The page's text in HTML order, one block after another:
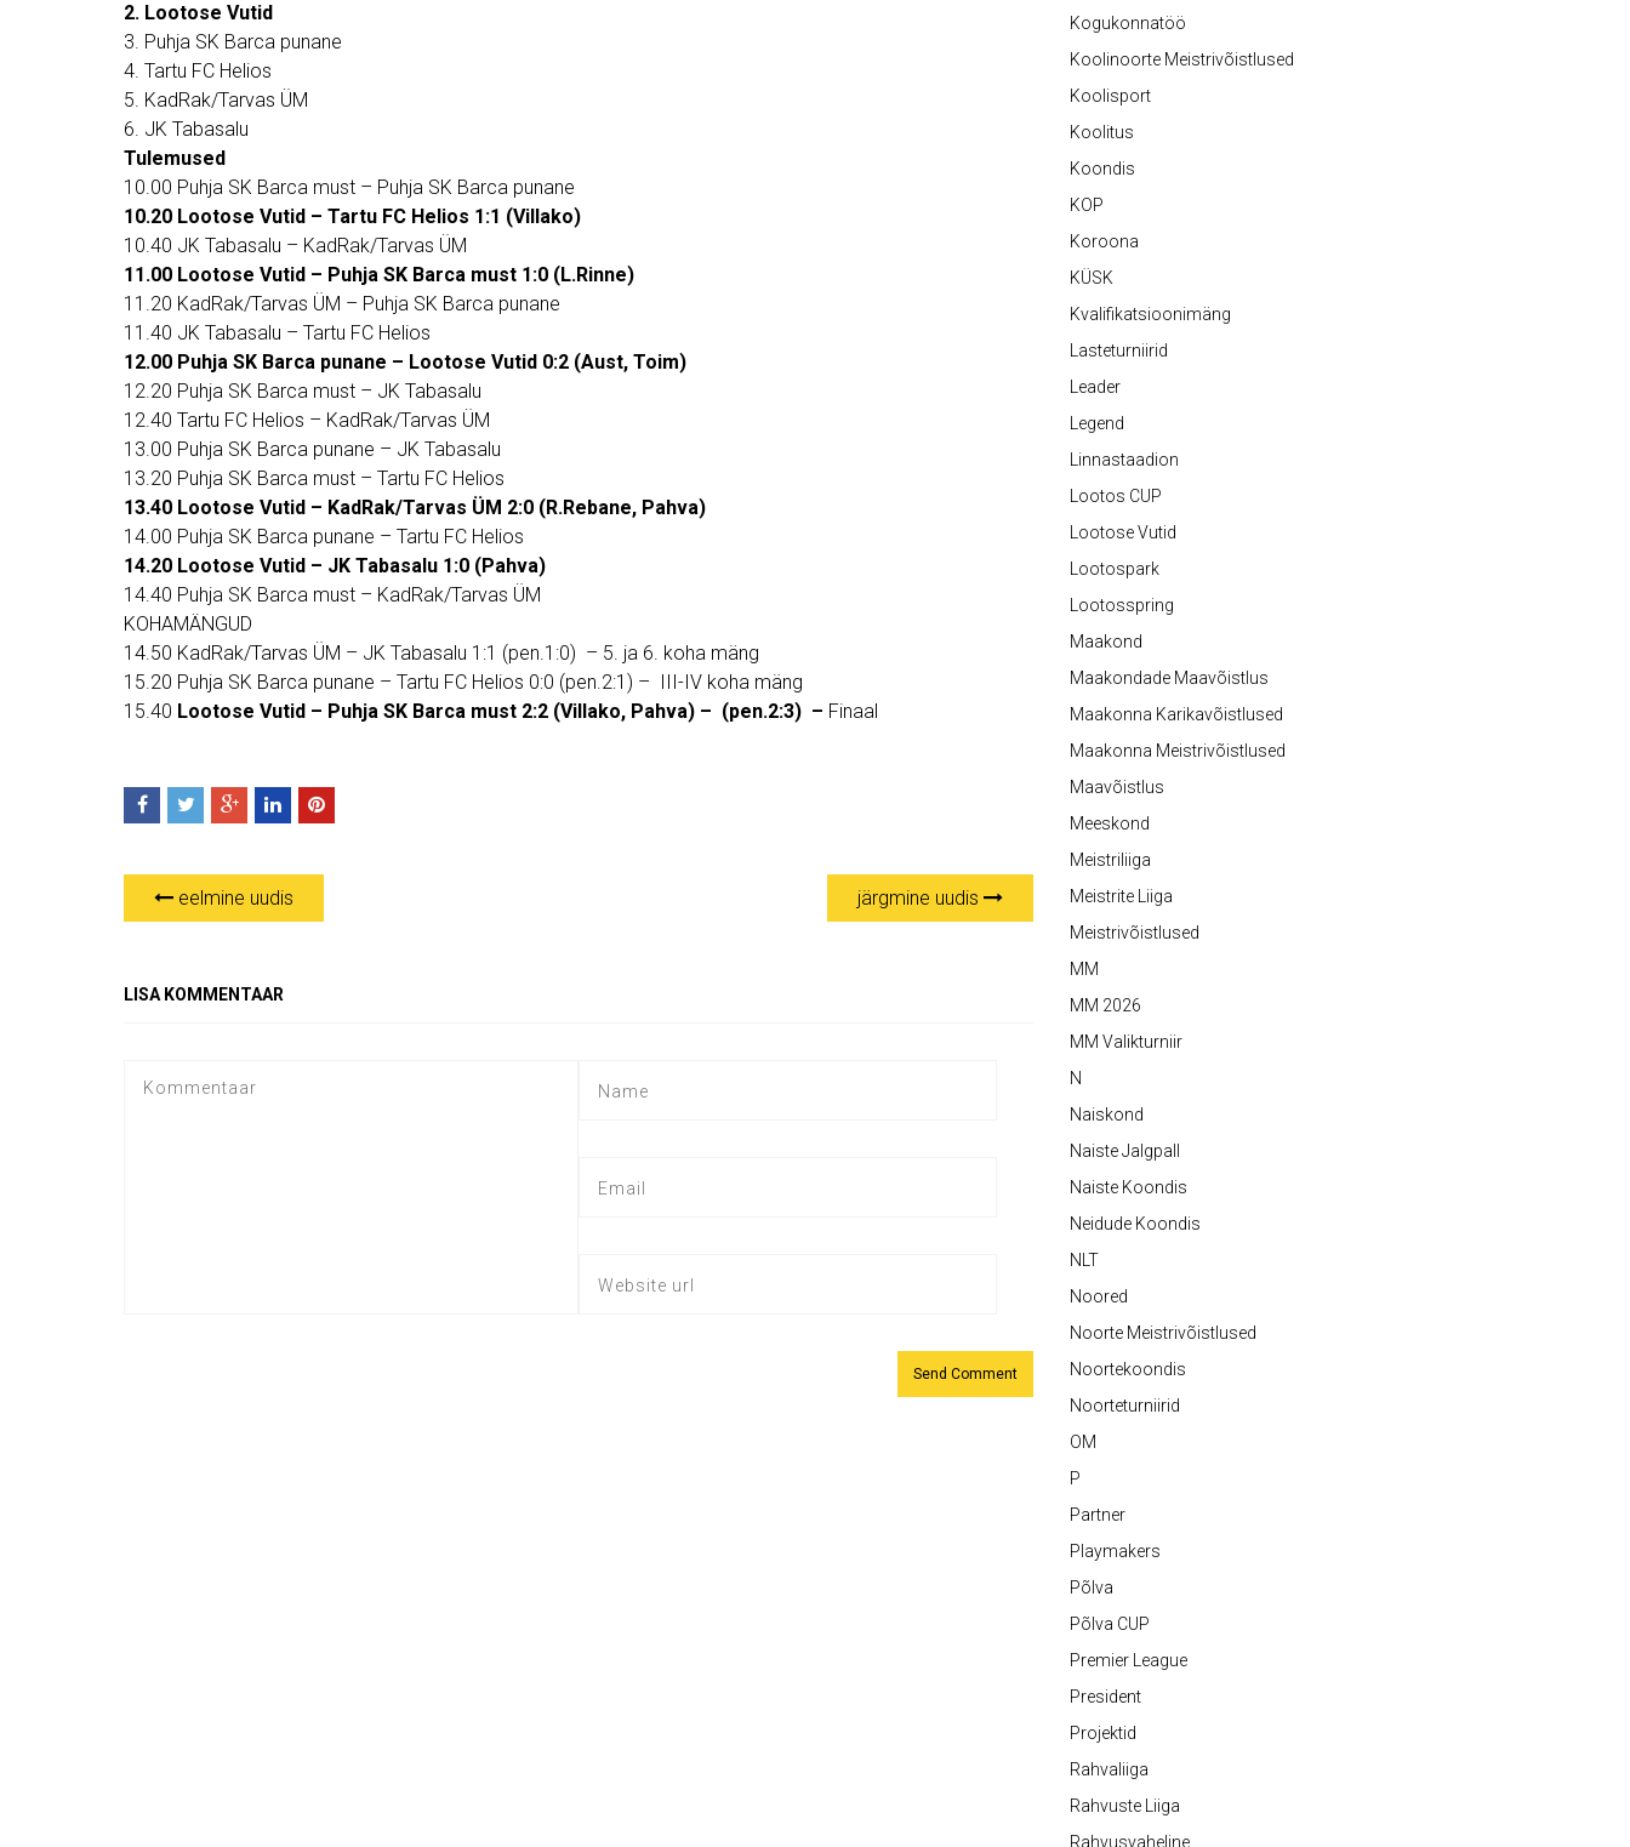
2. Lootose Vutid
3. Puhja SK Barca punane
4. Tartu FC Helios
5. KadRak/Tarvas ÜM
6. JK Tabasalu
Tulemused
10.00 Puhja SK Barca must – Puhja SK Barca punane
10.20 Lootose Vutid – Tartu FC Helios 1:1 (Villako)
10.40 JK Tabasalu – KadRak/Tarvas ÜM
11.00 Lootose Vutid – Puhja SK Barca must 1:0 (L.Rinne)
11.20 KadRak/Tarvas ÜM – Puhja SK Barca punane
11.40 JK Tabasalu – Tartu FC Helios
12.00 Puhja SK Barca punane – Lootose Vutid 0:2 (Aust, Toim)
12.20 Puhja SK Barca must – JK Tabasalu
12.40 Tartu FC Helios – KadRak/Tarvas ÜM
13.00 Puhja SK Barca punane – JK Tabasalu
13.20 Puhja SK Barca must – Tartu FC Helios
13.40 Lootose Vutid – KadRak/Tarvas ÜM 2:0 (R.Rebane, Pahva)
14.00 Puhja SK Barca punane – Tartu FC Helios
14.20 Lootose Vutid – JK Tabasalu 1:0 (Pahva)
14.40 Puhja SK Barca must – KadRak/Tarvas ÜM
KOHAMÄNGUD
14.50 KadRak/Tarvas ÜM – JK Tabasalu 1:1 (pen.1:0) – 5. ja 6. koha mäng
15.20 Puhja SK Barca punane – Tartu FC Helios 0:0 (pen.2:1) – III-IV koha mäng
15.40 Lootose Vutid – Puhja SK Barca must 2:2 (Villako, Pahva) – (pen.2:3) – Finaal
eelmine uudis järgmine uudis
LISA KOMMENTAAR
Kogukonnatöö
Koolinoorte Meistrivõistlused
Koolisport
Koolitus
Koondis
KOP
Koroona
KÜSK
Kvalifikatsioonimäng
Lasteturniirid
Leader
Legend
Linnastaadion
Lootos CUP
Lootose Vutid
Lootospark
Lootosspring
Maakond
Maakondade Maavõistlus
Maakonna Karikavõistlused
Maakonna Meistrivõistlused
Maavõistlus
Meeskond
Meistriliiga
Meistrite Liiga
Meistrivõistlused
MM
MM 2026
MM Valikturniir
N
Naiskond
Naiste Jalgpall
Naiste Koondis
Neidude Koondis
NLT
Noored
Noorte Meistrivõistlused
Noortekoondis
Noorteturniirid
OM
P
Partner
Playmakers
Põlva
Põlva CUP
Premier League
President
Projektid
Rahvaliiga
Rahvuste Liiga
Rahvusvaheline